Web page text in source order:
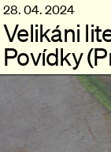
28. 04. 2024
Velikáni
Povídky